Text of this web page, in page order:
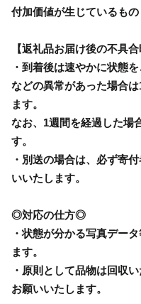
付加価値が生じているもの
【返礼品お届け後の不具
・到着後は速やかに状態
などの異常があった場合
ます。
なお、1週間を経過した場
す。
・別送の場合は、必ず寄
いいたします。
◎対応の仕方◎
・状態が分かる写真デー
ます。
・原則として品物は回収
お願いいたします。